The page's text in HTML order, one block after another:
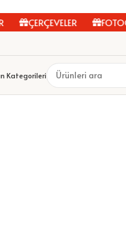
ÇERÇEVELER
Kategorileri